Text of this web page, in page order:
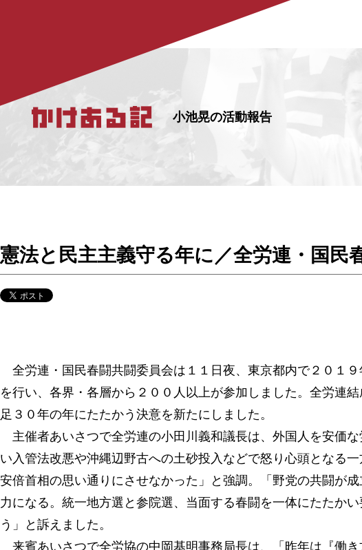
小池晃の活動報告
憲法と民主主義守る年に／全労連・国民
全労連・国民春闘共闘委員会は１１日夜、東京都内で２０１９
を行い、各界・各層から２００人以上が参加しました。全労連
足３０年の年にたたかう決意を新たにしました。
主催者あいさつで全労連の小田川義和議長は、外国人を安価
い入管法改悪や沖縄辺野古への土砂投入などで怒り心頭となる
安倍首相の思い通りにさせなかった」と強調。「野党の共闘が
力になる。統一地方選と参院選、当面する春闘を一体にたたかい
う」と訴えました。
来賓あいさつで全労協の中岡基明事務局長は、「昨年は『働